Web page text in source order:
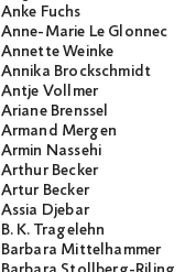
Anke Fuchs
Anne-Marie Le Glonnec
Annette Weinke
Annika Brockschmidt
Antje Vollmer
Ariane Brenssel
Armand Mergen
Armin Nassehi
Arthur Becker
Artur Becker
Assia Djebar
B. K. Tragelehn
Barbara Mittelhammer